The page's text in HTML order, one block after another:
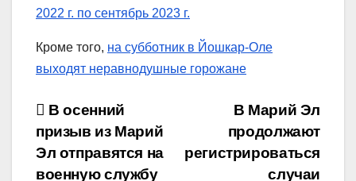
2022 г. по сентябрь 2023 г.
Кроме того, на субботник в Йошкар-Оле
выходят неравнодушные горожане
Навигация
по
В Марий Эл
продолжают
регистрироваться
случаи
В осенний
призыв из Марий
Эл отправятся на
военную службу